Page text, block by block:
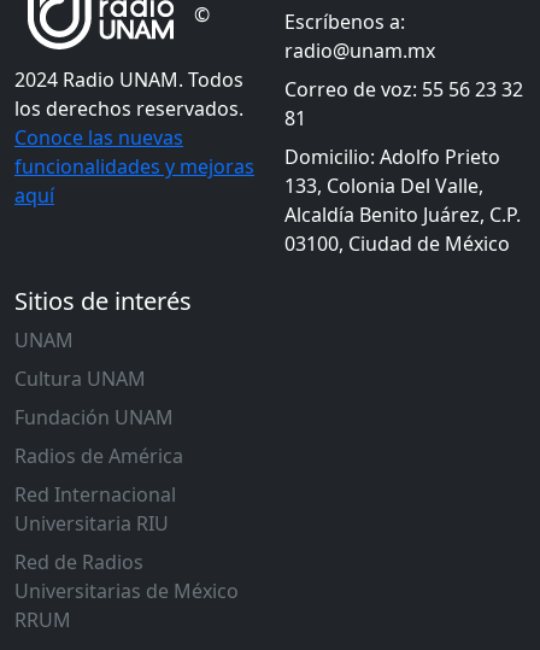
©
2024 Radio UNAM. Todos
los derechos reservados.
Conoce las nuevas
funcionalidades y mejoras
aquí
Escríbenos a:
radio@unam.mx
Correo de voz: 55 56 23 32
81
Domicilio: Adolfo Prieto
133, Colonia Del Valle,
Alcaldía Benito Juárez, C.P.
03100, Ciudad de México
Sitios de interés
UNAM
Cultura UNAM
Fundación UNAM
Radios de América
Red Internacional
Universitaria RIU
Red de Radios
Universitarias de México
RRUM